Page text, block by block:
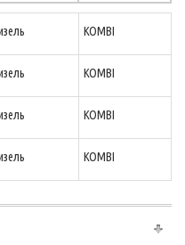
KOMBI
KOMBI
KOMBI
KOMBI